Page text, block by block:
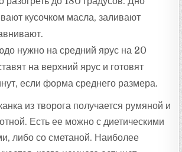
кусочком масла, заливают
нужно на средний ярус на 20
на верхний ярус и готовят
если форма среднего размера.
из творога получается румяной и
Есть ее можно с диетическими
либо со сметаной. Наиболее